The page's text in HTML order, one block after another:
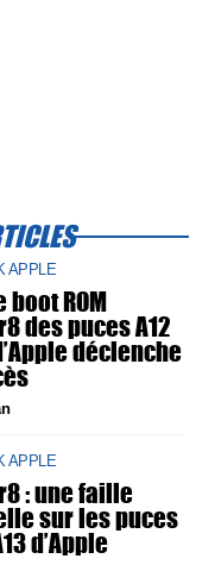
APPLE
ROM
des puces A12
déclenche
APPLE
: une faille
sur les puces
d’Apple